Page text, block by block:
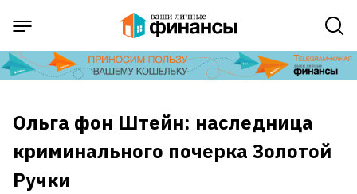
Ольга фон Штейн: наследница
криминального почерка Золотой
Ручки